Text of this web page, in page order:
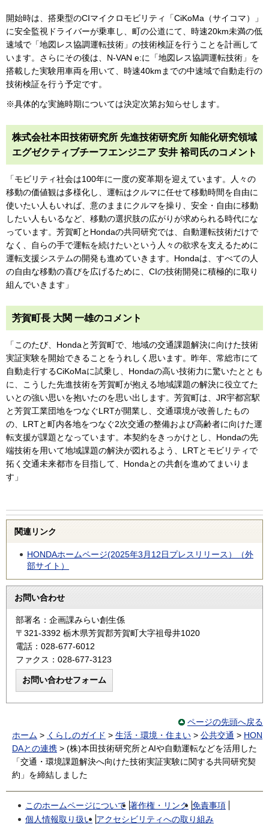
開始時は、搭乗型のCIマイクロモビリティ「CiKoMa（サイコマ）」
に安全監視ドライバーが乗車し、町の公道にて、時速20km未満の低
速域で「地図レス協調運転技術」の技術検証を行うことを計画して
います。さらにその後は、N-VAN e:に「地図レス協調運転技術」を
搭載した実験用車両を用いて、時速40kmまでの中速域で自動走行の
技術検証を行う予定です。
※具体的な実施時期については決定次第お知らせします。
株式会社本田技術研究所 先進技術研究所 知能化研究領域
エグゼクティブチーフエンジニア 安井 裕司氏のコメント
「モビリティ社会は100年に一度の変革期を迎えています。人々の
移動の価値観は多様化し、運転はクルマに任せて移動時間を自由に
使いたい人もいれば、意のままにクルマを操り、安全・自由に移動
したい人もいるなど、移動の選択肢の広がりが求められる時代にな
っています。芳賀町とHondaの共同研究では、自動運転技術だけで
なく、自らの手で運転を続けたいという人々の欲求を支えるために
運転支援システムの開発も進めていきます。Hondaは、すべての人
の自由な移動の喜びを広げるために、CIの技術開発に積極的に取り
組んでいきます」
芳賀町長 大関 一雄のコメント
「このたび、Hondaと芳賀町で、地域の交通課題解決に向けた技術
実証実験を開始できることをうれしく思います。昨年、常総市にて
自動走行するCiKoMaに試乗し、Hondaの高い技術力に驚いたととも
に、こうした先進技術を芳賀町が抱える地域課題の解決に役立てた
いとの強い思いを抱いたのを思い出します。芳賀町は、JR宇都宮駅
と芳賀工業団地をつなぐLRTが開業し、交通環境が改善したもの
の、LRTと町内各地をつなぐ2次交通の整備および高齢者に向けた運
転支援が課題となっています。本契約をきっかけとし、Hondaの先
端技術を用いて地域課題の解決が図れるよう、LRTとモビリティで
拓く交通未来都市を目指して、Hondaとの共創を進めてまいりま
す」
関連リンク
HONDAホームページ(2025年3月12日プレスリリース）（外
部サイト）
お問い合わせ
部署名：企画課みらい創生係
〒321-3392 栃木県芳賀郡芳賀町大字祖母井1020
電話：028-677-6012
ファクス：028-677-3123
ページの先頭へ戻る
ホーム > くらしのガイド > 生活・環境・住まい > 公共交通 > HON
DAとの連携 > (株)本田技術研究所とAIや自動運転などを活用した
「交通・環境課題解決へ向けた技術実証実験に関する共同研究契
約」を締結しました
このホームページについて 著作権・リンク 免責事項
個人情報取り扱い アクセシビリティへの取り組み